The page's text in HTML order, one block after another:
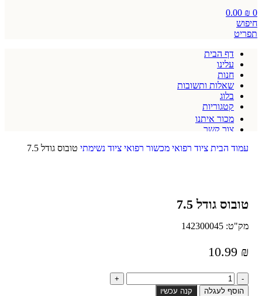
0
0.00 ₪
חיפוש
תפריט
דף הבית
עלינו
חנות
שאלות ותשובות
בלוג
קטגוריות
מכור איתנו
צור קשר
עמוד הבית ציוד רפואי מכשור רפואי ציוד נשימתי טובוס גודל 7.5
טובוס גודל 7.5
מק"ט: 142300045
10.99 ₪
הוסף לעגלה קנה עכשיו